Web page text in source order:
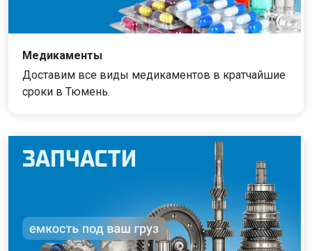
Медикаменты
Доставим все виды медикаментов в кратчайшие
сроки в Тюмень.